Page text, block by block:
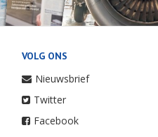
VOLG ONS
Nieuwsbrief
Twitter
Facebook